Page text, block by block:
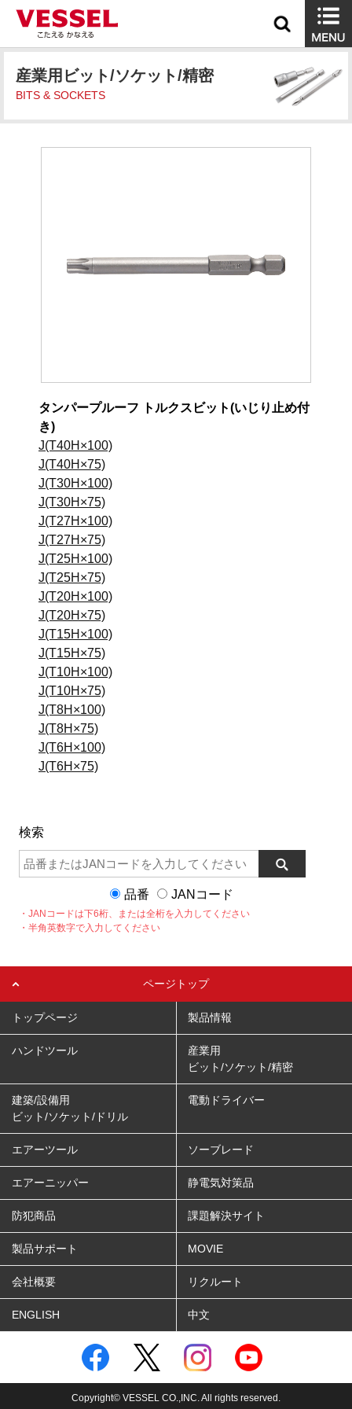
産業用ビット/ソケット/精密
BITS & SOCKETS
タンパープルーフ トルクスビット(いじり止め付
き)
J(T40H×100)
J(T40H×75)
J(T30H×100)
J(T30H×75)
J(T27H×100)
J(T27H×75)
J(T25H×100)
J(T25H×75)
J(T20H×100)
J(T20H×75)
J(T15H×100)
J(T15H×75)
J(T10H×100)
J(T10H×75)
J(T8H×100)
J(T8H×75)
J(T6H×100)
J(T6H×75)
検索
品番 JANコード
・JANコードは下6桁、または全桁を入力してください
・半角英数字で入力してください
ページトップ
トップページ 製品情報
ハンドツール
産業用
ビット/ソケット/精密
建築/設備用
ビット/ソケット/ドリル
電動ドライバー
エアーツール ソーブレード
エアーニッパー 静電気対策品
防犯商品 課題解決サイト
製品サポート MOVIE
会社概要 リクルート
ENGLISH 中文
Copyright© VESSEL CO.,INC. All rights reserved.